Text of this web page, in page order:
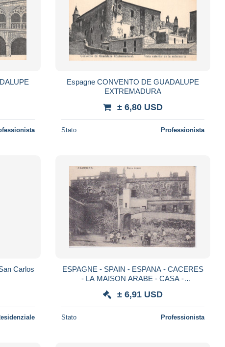
Espagne CONVENTO DE GUADALUPE
EXTREMADURA
± 6,80 USD
Stato Professionista
Carlos
ESPAGNE - SPAIN - ESPANA - CACERES
- LA MAISON ARABE - CASA -
± 6,91 USD
Stato Professionista